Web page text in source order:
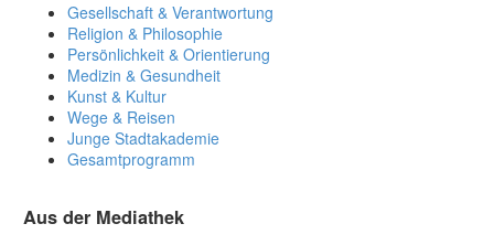
Gesellschaft & Verantwortung
Religion & Philosophie
Persönlichkeit & Orientierung
Medizin & Gesundheit
Kunst & Kultur
Wege & Reisen
Junge Stadtakademie
Gesamtprogramm
Aus der Mediathek